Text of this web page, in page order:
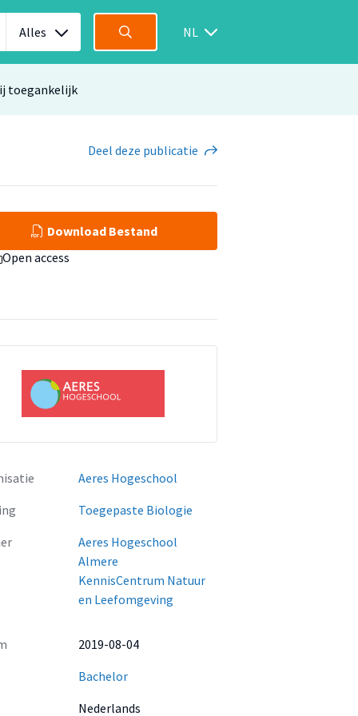
Alles NL
toegankelijk
Deel deze publicatie
Download Bestand
Open access
Aeres Hogeschool
Toegepaste Biologie
Aeres Hogeschool
Almere
KennisCentrum Natuur
en Leefomgeving
2019-08-04
Bachelor
Nederlands